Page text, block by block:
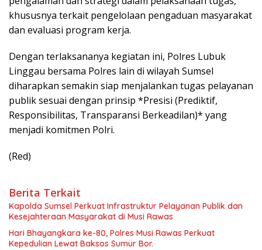
khususnya terkait pengelolaan pengaduan masyarakat
dan evaluasi program kerja.
Dengan terlaksananya kegiatan ini, Polres Lubuk
Linggau bersama Polres lain di wilayah Sumsel
diharapkan semakin siap menjalankan tugas pelayanan
publik sesuai dengan prinsip *Presisi (Prediktif,
Responsibilitas, Transparansi Berkeadilan)* yang
menjadi komitmen Polri.
(Red)
Berita Terkait
Kapolda Sumsel Perkuat Infrastruktur Pelayanan Publik dan
Kesejahteraan Masyarakat di Musi Rawas
Hari Bhayangkara ke-80, Polres Musi Rawas Perkuat
Kepedulian Lewat Baksos Sumur Bor.